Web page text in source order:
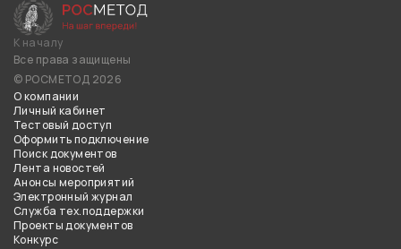
К началу
Все права защищены
© РОСМЕТОД 2026
О компании
Личный кабинет
Тестовый доступ
Оформить подключение
Поиск документов
Лента новостей
Анонсы мероприятий
Электронный журнал
Служба тех.поддержки
Проекты документов
Конкурс